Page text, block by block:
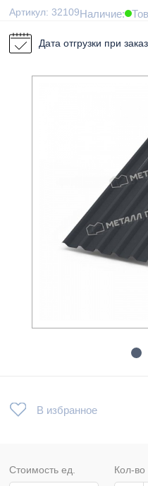
Артикул: 32109Наличие:
Дата отгрузки при
В избранное
Стоимость ед. Кол-во